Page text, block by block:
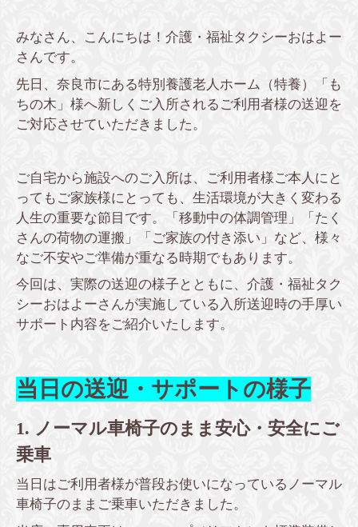
みなさん、こんにちは！介護・福祉タクシーおはよー
さんです。
先日、奈良市にある特別養護老人ホーム（特養）「も
ちの木」様へ新しくご入所されるご利用者様の送迎を
ご対応させていただきました。
ご自宅から施設へのご入所は、ご利用者様ご本人にと
ってもご家族様にとっても、生活環境が大きく変わる
人生の重要な節目です。「移動中の体調管理」「たく
さんの荷物の運搬」「ご家族の付き添い」など、様々
なご不安やご準備が重なる時期でもあります。
今回は、実際の送迎の様子とともに、介護・福祉タク
シーおはよーさんが実施している入所送迎時の手厚い
サポート内容をご紹介いたします。
当日の送迎・サポートの様子
1. ノーマル車椅子のまま安心・安全にご
乗車
当日はご利用者様が普段お使いになっているノーマル
車椅子のままご乗車いただきました。